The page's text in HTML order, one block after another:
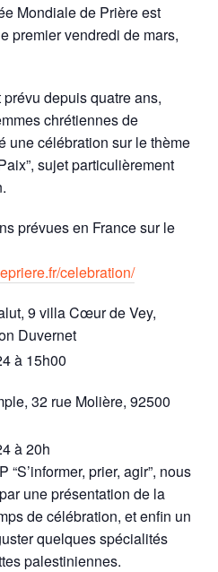
Mondiale de Prière est
premier vendredi de mars,
depuis quatre ans,
chrétiennes de
une célébration sur le thème
sujet particulièrement
prévues en France sur le
celebration/
9 villa Cœur de Vey,
Duvernet
à 15h00
32 rue Molière, 92500
à 20h
prier, agir”, nous
une présentation de la
de célébration, et enfin un
quelques spécialités
palestiniennes.